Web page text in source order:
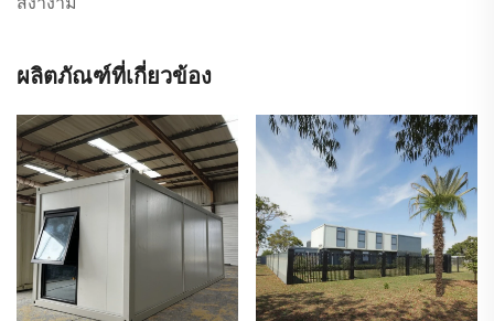
ผลิตภัณฑ์ที่เกี่ยวข้อง